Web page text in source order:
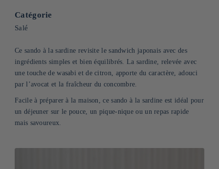
Catégorie
Salé
Ce sando à la sardine revisite le sandwich japonais avec des
ingrédients simples et bien équilibrés. La sardine, relevée avec
une touche de wasabi et de citron, apporte du caractère, adouci
par l’avocat et la fraîcheur du concombre.
Facile à préparer à la maison, ce sando à la sardine est idéal pour
un déjeuner sur le pouce, un pique-nique ou un repas rapide
mais savoureux.